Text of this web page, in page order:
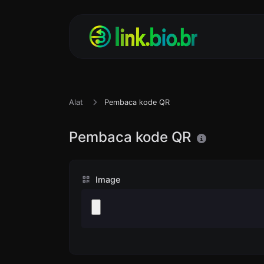
Alat Pembaca kode QR
Pembaca kode QR
Image